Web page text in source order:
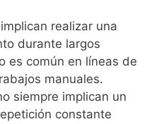
realizar una
durante largos
es común en líneas de
manuales.
siempre implican un
constante